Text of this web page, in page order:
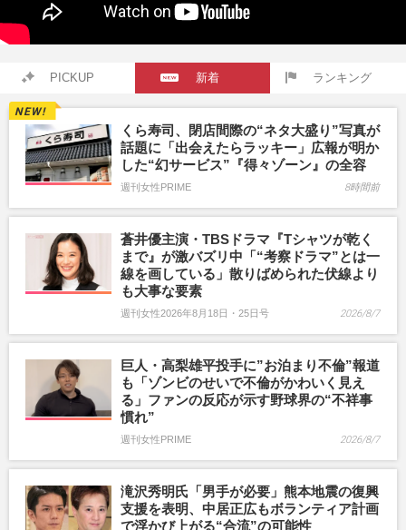
PICKUP 新着 ランキング
くら寿司、閉店間際の“ネタ大盛り”写真が
話題に「出会えたらラッキー」広報が明か
した“幻サービス”『得々ゾーン』の全容
週刊女性PRIME 8時間前
蒼井優主演・TBSドラマ『Tシャツが乾く
まで』が激バズリ中「“考察ドラマ”とは一
線を画している」散りばめられた伏線より
も大事な要素
週刊女性2026年8月18日・25日号 2026/8/7
巨人・高梨雄平投手に”お泊まり不倫”報道
も「ゾンビのせいで不倫がかわいく見え
る」ファンの反応が示す野球界の“不祥事
慣れ”
週刊女性PRIME 2026/8/7
滝沢秀明氏「男手が必要」熊本地震の復興
支援を表明、中居正広もボランティア計画
で浮かび上がる“合流”の可能性